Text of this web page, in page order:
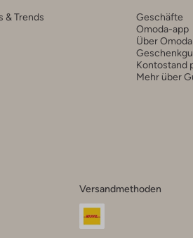
& Trends
Geschäfte
Omoda-app
Über Omoda
Kontostand
Mehr über
Versandmethoden